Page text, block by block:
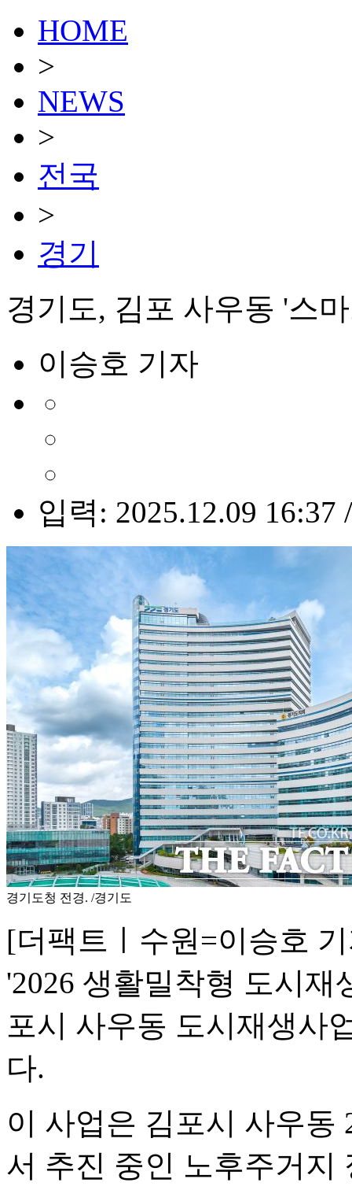
HOME
>
NEWS
>
전국
>
경기
경기도, 김포 사우동 '스
이승호 기자
입력: 2025.12.09 16:37
경기도청 전경. /경기도
[더팩트ㅣ수원=이승호
'2026 생활밀착형 도시
포시 사우동 도시재생사
다.
이 사업은 김포시 사우동
서 추진 중인 노후주거지